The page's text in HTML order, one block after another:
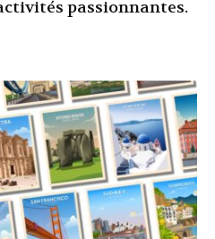
passionnantes.